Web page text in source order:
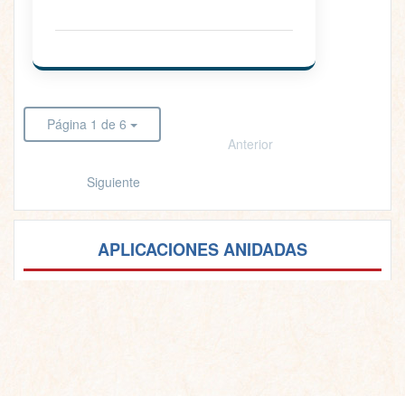
Página 1 de 6
Anterior
Siguiente
APLICACIONES ANIDADAS